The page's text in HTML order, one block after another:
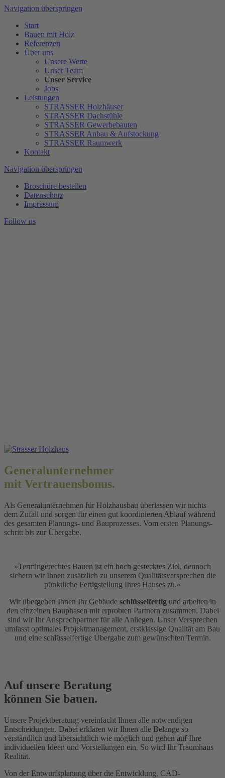
Navigation überspringen
Start
Bauen mit Holz
Referenzen
Über uns
Unsere Werte
Unser Team
Unser Service
Jobs
Leistungen
STRASSER Holzhäuser
STRASSER Dachstühle
STRASSER Gewerbebauten
STRASSER Anbau & Aufstockung
STRASSER Raumwerk
Kontakt
Navigation überspringen
Broschüre bestellen
Datenschutz
Impressum
Follow us
Generalunter­nehmer
mit Vertrauens­bonus.
Als Generalunternehmen für Holzhaus­bau überlassen wir nichts
dem Zufall und sorgen für einen gut koordinierten Ablauf während
des gesamten Planungs- und Bauprozesses. Vom ersten Planungs­
schritt bis zur Übergabe.
»Termingerechtes Bauen ist ein hoch gestecktes Ziel, dennoch
sichern wir Ihnen zusätzlich zu unserem Qualitätsversprechen die
pünktliche Fertigstellung Ihres Hauses zu.«
Wir übergeben Ihnen Ihr Gebäude schlüsselfertig und arbeiten in
den einzelnen Bauphasen mit erprobten Partnern zusammen. Dabei
sind wir Ihr Ansprechpartner für alle Anliegen. Unser Versprechen
umfasst optimales Projektmanagement, erstklassige Qualität am Bau
und eine schlüsselfertige Übergabe zum gewünschten Termin.
Auf unsere Beratung
können Sie bauen.
Unsere Projekt­beratung vereinfacht Ihnen alle notwendigen
Entscheidungen. Dabei erklären wir Ihnen alle Belange so
verständlich und übersichtlich wie möglich und gehen auf Ihre
individuellen Ideen und Vorstellungen ein. So wird Ihr Traumhaus
Realität.
Von der Entwurfsplanung über die Entwicklung, CAD-